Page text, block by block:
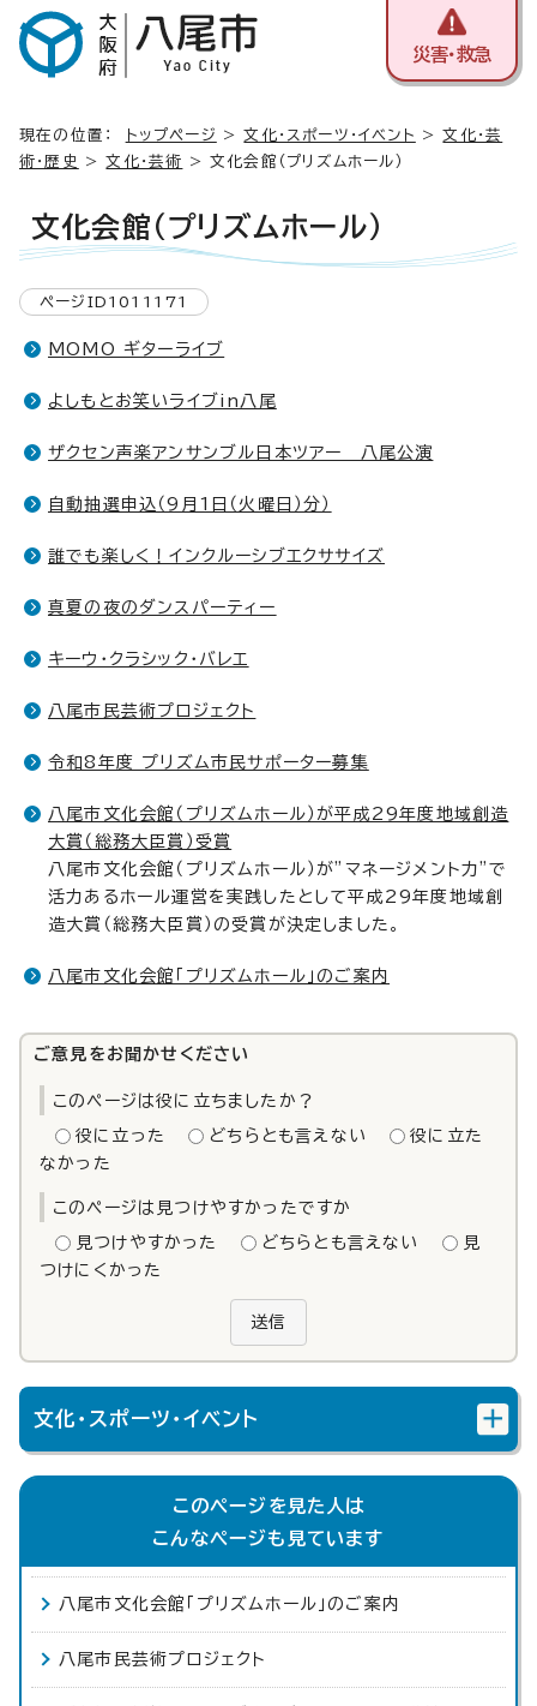
災害・救急
現在の位置： トップページ >文化・スポーツ・イベント >文化・芸
術・歴史
>文化・芸術 > 文化会館（プリズムホール）
文化会館（プリズムホール）
ページID1011171
MOMO ギターライブ
よしもとお笑いライブin八尾
ザクセン声楽アンサンブル日本ツアー 八尾公演
自動抽選申込（9月1日（火曜日）分）
誰でも楽しく！インクルーシブエクササイズ
真夏の夜のダンスパーティー
キーウ・クラシック・バレエ
八尾市民芸術プロジェクト
令和8年度 プリズム市民サポーター募集
八尾市文化会館（プリズムホール）が平成29年度地域創造
大賞（総務大臣賞）受賞
八尾市文化会館（プリズムホール）が”マネージメント力”で
活力あるホール運営を実践したとして平成29年度地域創
造大賞（総務大臣賞）の受賞が決定しました。
八尾市文化会館「プリズムホール」のご案内
ご意見をお聞かせください
このページは役に立ちましたか？
役に立った どちらとも言えない
役に立た
なかった
このページは見つけやすかったですか
見つけやすかった どちらとも言えない
見
つけにくかった
送信
文化・スポーツ・イベント
このページを見た人は
こんなページも見ています
八尾市文化会館「プリズムホール」のご案内
八尾市民芸術プロジェクト